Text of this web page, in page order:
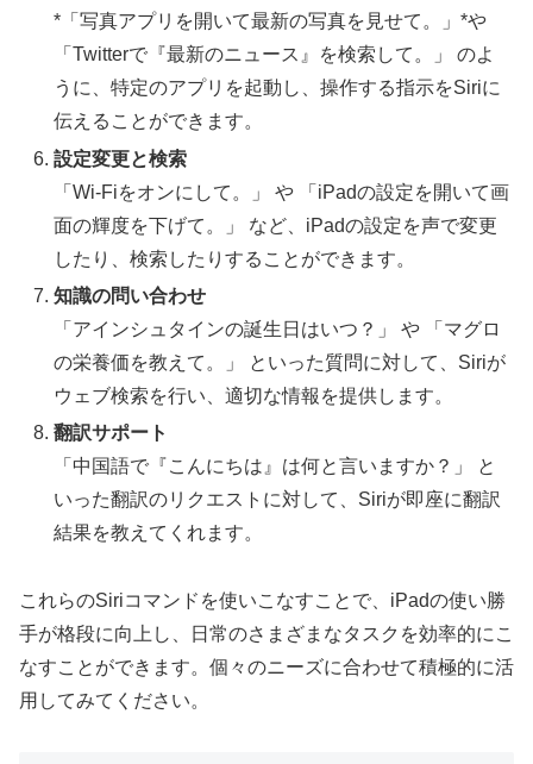
*「写真アプリを開いて最新の写真を見せて。」*や
「Twitterで『最新のニュース』を検索して。」 のよ
うに、特定のアプリを起動し、操作する指示をSiriに
伝えることができます。
設定変更と検索
「Wi-Fiをオンにして。」 や 「iPadの設定を開いて画
面の輝度を下げて。」 など、iPadの設定を声で変更
したり、検索したりすることができます。
知識の問い合わせ
「アインシュタインの誕生日はいつ？」 や 「マグロ
の栄養価を教えて。」 といった質問に対して、Siriが
ウェブ検索を行い、適切な情報を提供します。
翻訳サポート
「中国語で『こんにちは』は何と言いますか？」 と
いった翻訳のリクエストに対して、Siriが即座に翻訳
結果を教えてくれます。
これらのSiriコマンドを使いこなすことで、iPadの使い勝
手が格段に向上し、日常のさまざまなタスクを効率的にこ
なすことができます。個々のニーズに合わせて積極的に活
用してみてください。